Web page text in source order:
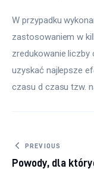
W przypadku
zastosowaniem w
zredukowanie liczby
uzyskać najlepsze
czasu d czasu tzw.
Nawigacja
PREVIOUS
Powody, dla